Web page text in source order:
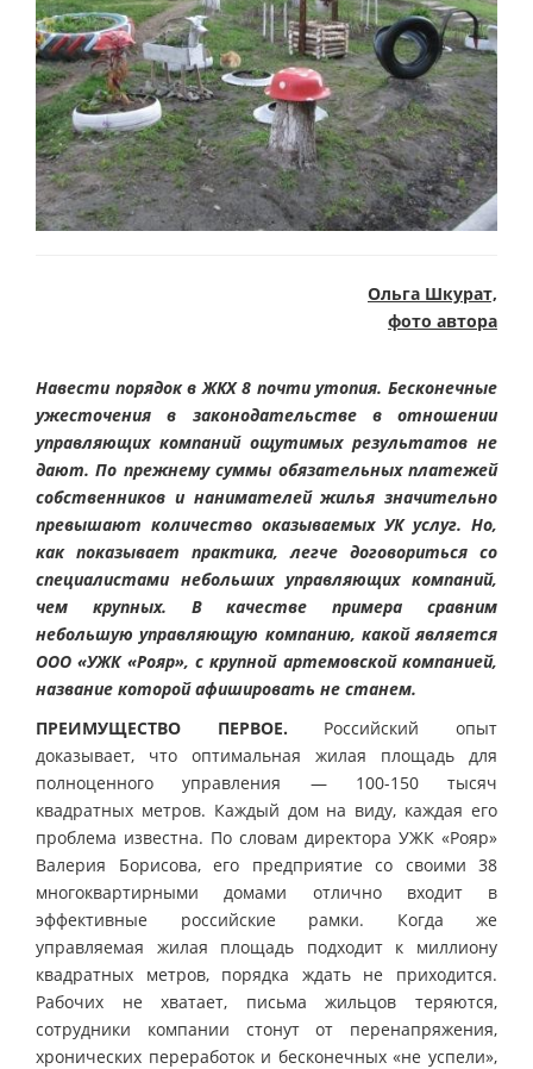
Ольга Шкурат,
фото автора
Навести порядок в ЖКХ 8 почти утопия. Бесконечные
ужесточения в законодательстве в отношении
управляющих компаний ощутимых результатов не
дают. По прежнему суммы обязательных платежей
собственников и нанимателей жилья значительно
превышают количество оказываемых УК услуг. Но,
как показывает практика, легче договориться со
специалистами небольших управляющих компаний,
чем крупных. В качестве примера сравним
небольшую управляющую компанию, какой является
ООО «УЖК «Рояр», с крупной артемовской компанией,
название которой афишировать не станем.
ПРЕИМУЩЕСТВО ПЕРВОЕ. Российский опыт
доказывает, что оптимальная жилая площадь для
полноценного управления — 100-150 тысяч
квадратных метров. Каждый дом на виду, каждая его
проблема известна. По словам директора УЖК «Рояр»
Валерия Борисова, его предприятие со своими 38
многоквартирными домами отлично входит в
эффективные российские рамки. Когда же
управляемая жилая площадь подходит к миллиону
квадратных метров, порядка ждать не приходится.
Рабочих не хватает, письма жильцов теряются,
сотрудники компании стонут от перенапряжения,
хронических переработок и бесконечных «не успели»,